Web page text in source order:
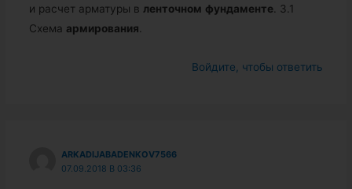
и расчет арматуры в ленточном фундаменте. 3.1
Схема армирования.
Войдите, чтобы ответить
ARKADIJABADENKOV7566
07.09.2018 В 03:36